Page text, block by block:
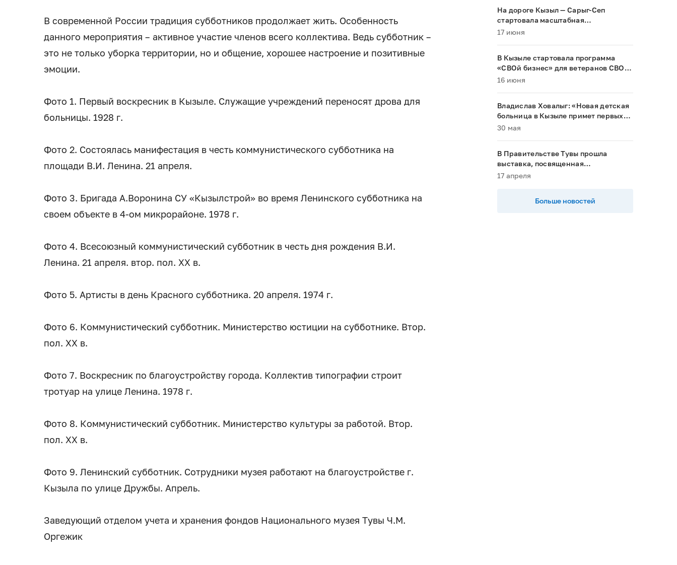
В современной России традиция субботников продолжает жить. Особенность
данного мероприятия – активное участие членов всего коллектива. Ведь субботник –
это не только уборка территории, но и общение, хорошее настроение и позитивные
эмоции.
Фото 1. Первый воскресник в Кызыле. Служащие учреждений переносят дрова для
больницы. 1928 г.
Фото 2. Состоялась манифестация в честь коммунистического субботника на
площади В.И. Ленина. 21 апреля.
Фото 3. Бригада А.Воронина СУ «Кызылстрой» во время Ленинского субботника на
своем объекте в 4-ом микрорайоне. 1978 г.
Фото 4. Всесоюзный коммунистический субботник в честь дня рождения В.И.
Ленина. 21 апреля. втор. пол. XX в.
Фото 5. Артисты в день Красного субботника. 20 апреля. 1974 г.
Фото 6. Коммунистический субботник. Министерство юстиции на субботнике. Втор.
пол. XX в.
Фото 7. Воскресник по благоустройству города. Коллектив типографии строит
тротуар на улице Ленина. 1978 г.
Фото 8. Коммунистический субботник. Министерство культуры за работой. Втор.
пол. XX в.
Фото 9. Ленинский субботник. Сотрудники музея работают на благоустройстве г.
Кызыла по улице Дружбы. Апрель.
Заведующий отделом учета и хранения фондов Национального музея Тувы Ч.М.
Оргежик
На дороге Кызыл — Сарыг-Сеп
стартовала масштабная
реконструкция
17 июня
В Кызыле стартовала программа
«СВОй бизнес» для ветеранов СВО и
их семей
16 июня
Владислав Ховалыг: «Новая детская
больница в Кызыле примет первых
пациентов в 2028 году»
30 мая
В Правительстве Тувы прошла
выставка, посвященная
национальным проектам
17 апреля
Больше новостей